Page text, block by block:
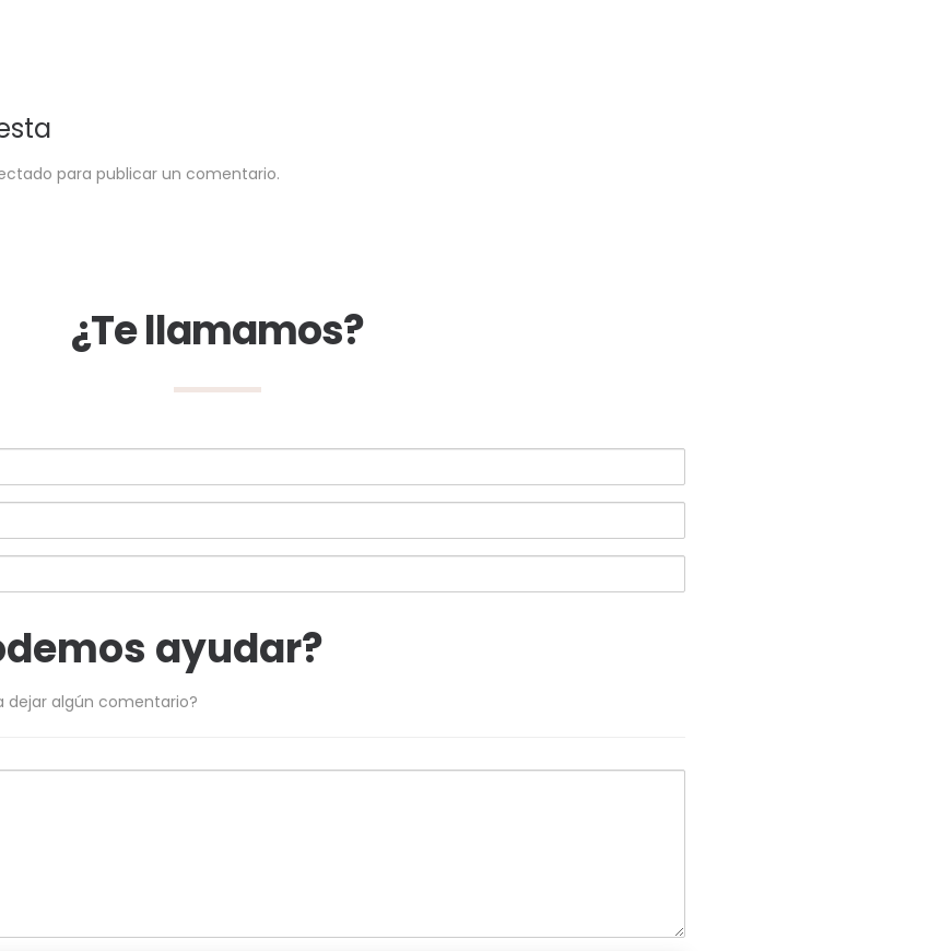
para publicar un comentario.
¿Te llamamos?
ayudar?
dejar algún comentario?